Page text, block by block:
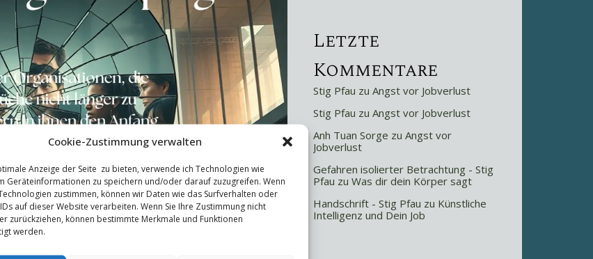
Cookie-Zustimmung verwalten
Anzeige der Seite zu bieten, verwende ich Technologien wie
Geräteinformationen zu speichern und/oder darauf zuzugreifen. Wenn
zustimmen, können wir Daten wie das Surfverhalten oder
auf dieser Website verarbeiten. Wenn Sie Ihre Zustimmung nicht
zurückziehen, können bestimmte Merkmale und Funktionen
werden.
Letzte
Kommentare
Stig Pfau zu Angst vor Jobverlust
Stig Pfau zu Angst vor Jobverlust
Anh Tuan Sorge zu Angst vor
Jobverlust
Gefahren isolierter Betrachtung - Stig
Pfau zu Was dir dein Körper sagt
Handschrift - Stig Pfau zu Künstliche
Intelligenz und Dein Job